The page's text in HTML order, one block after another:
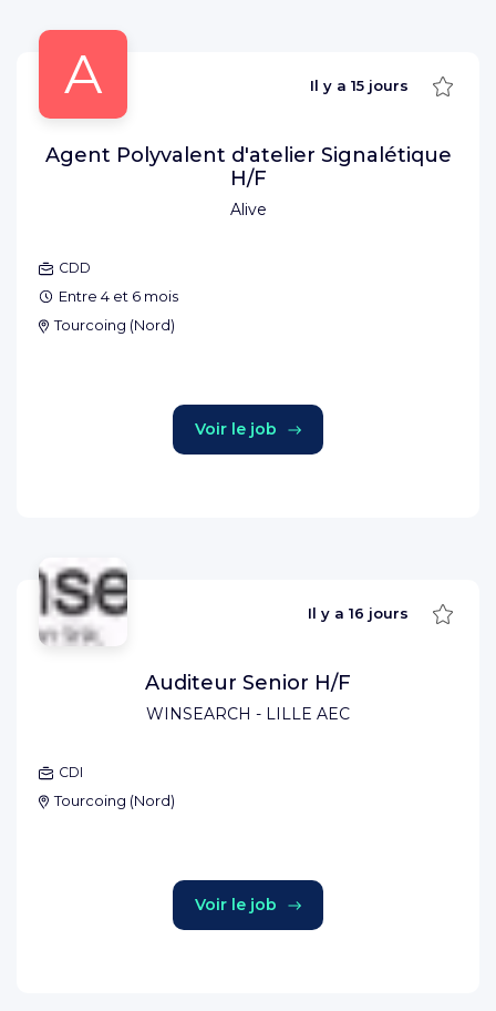
A
Alive
Il y a 15 jours
Agent Polyvalent d'atelier Signalétique
H/F
CDD
Entre 4 et 6 mois
Tourcoing (Nord)
Voir le job
WINSEARCH - LILLE AEC
Il y a 16 jours
Auditeur Senior H/F
CDI
Tourcoing (Nord)
Voir le job